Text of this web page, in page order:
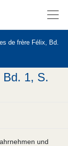
de frère Félix, Bd.
Bd. 1, S.
und